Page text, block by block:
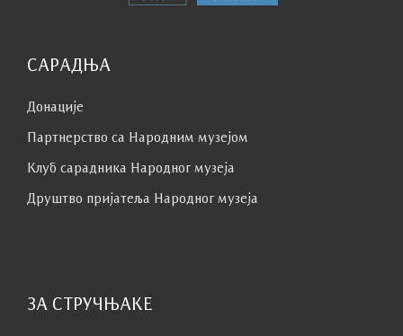
САРАДЊА
Донације
Партнерство са Народним музејoм
Клуб сaрaдникa Народног музеја
Друштво пријатеља Народног музеја
ЗА СТРУЧЊАКЕ